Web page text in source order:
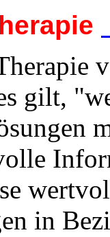
gilt,
in